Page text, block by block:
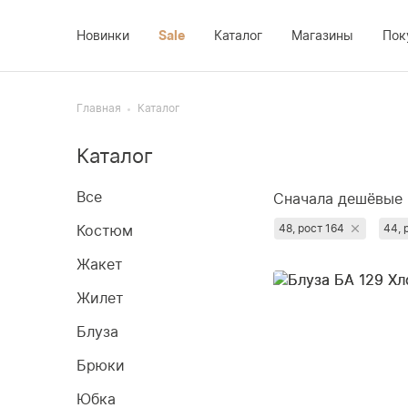
Новинки Sale Каталог
Костюм
Жилет
Блуза
Брюки
Юбка
Магазины
Доставка
Оплата
О компании
Контакты
Главная Каталог
Каталог
Все
Костюм
Жакет
Жилет
Блуза
Брюки
Юбка
Сначала дешёвые
Сначала
Недавно
48, рост 164 44,